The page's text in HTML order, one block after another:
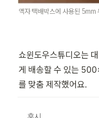
액자 택배박스에 사용된 5mm
쇼윈도우스튜디오는
게 배송할 수 있는
를 맞춤 제작했어요.